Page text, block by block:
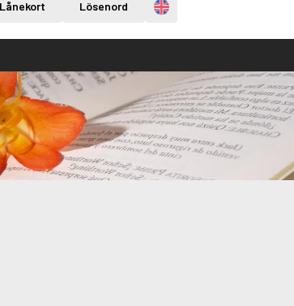
Lånekort Lösenord Engelska